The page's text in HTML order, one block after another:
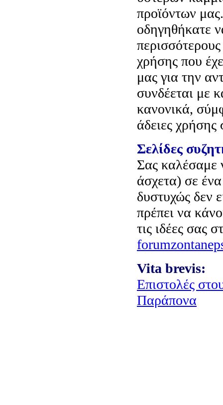
προϊόντων
οδηγηθήκατε
χρήσης που
μας για την
συνδέεται με
κανονικά,
άδειες χρήσης
Σελίδες
Σας καλέσαμε
άσχετα) σε
δυστυχώς δεν
πρέπει να
τις ιδέες σας
Vita brevis:
Eπιστολές
Παράπονα